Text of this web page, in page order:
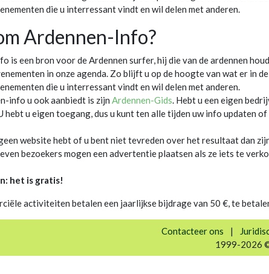
die u interressant vindt en wil delen met anderen.
Ardennen-Info?
is een bron voor de Ardennen surfer, hij die van de ardennen
in onze agenda. Zo blijft u op de hoogte van wat er in
die u interressant vindt en wil delen met anderen.
info u ook aanbiedt is zijn Ardennen-Gids. Hebt u een eigen
hebt u eigen toegang, dus u kunt ten alle tijden uw info updaten of
website hebt of u bent niet tevreden over het resultaat dan
bezoekers mogen een advertentie plaatsen als ze iets te
het is gratis!
activiteiten betalen een jaarlijkse bijdrage van 50 €, te
Contacteer ons |
1999-2026